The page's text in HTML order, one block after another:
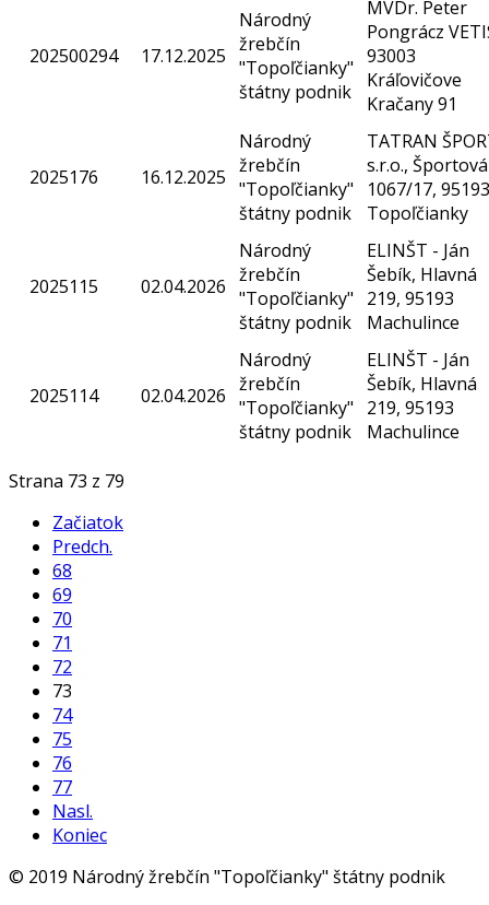
202500294 17.12.2025
Národný
žrebčín
"Topoľčianky"
štátny podnik
MVDr. Peter
Pongrácz
93003
Kráľovičove
Kračany 91
2025176 16.12.2025
Národný
žrebčín
"Topoľčianky"
štátny podnik
TATRAN
s.r.o., Športová
1067/17, 95193
Topoľčianky
2025115 02.04.2026
Národný
žrebčín
"Topoľčianky"
štátny podnik
ELINŠT - Ján
Šebík, Hlavná
219, 95193
Machulince
2025114 02.04.2026
Národný
žrebčín
"Topoľčianky"
štátny podnik
ELINŠT - Ján
Šebík, Hlavná
219, 95193
Machulince
Strana 73 z 79
Začiatok
Predch.
68
69
70
71
72
73
74
75
76
77
Nasl.
Koniec
© 2019 Národný žrebčín "Topoľčianky" štátny podnik